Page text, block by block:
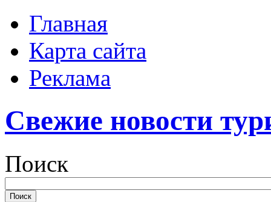
Главная
Карта сайта
Реклама
Свежие новости
Поиск